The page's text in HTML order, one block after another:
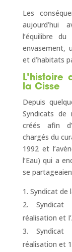
Les
aujourd’hui
l’équilibre
envasement,
et d’habitats
la Cisse
Depuis
Syndicats de
créés afin
chargés du
1992 et
l’Eau) qui a
se
Syndicat de
Syndicat
réalisation et
Syndicat
réalisation et